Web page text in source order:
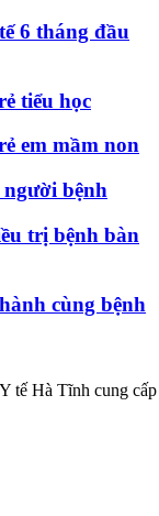
6 tháng đầu
tiểu học
em mầm non
bệnh
trị bệnh bàn
cùng bệnh
tế Hà Tĩnh cung cấp